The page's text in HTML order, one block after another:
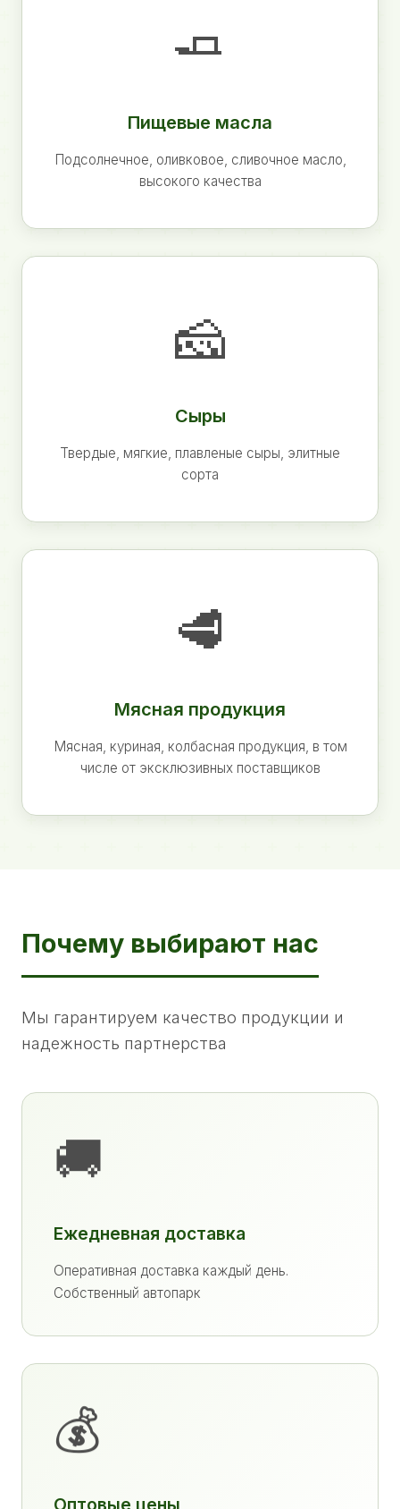
🧈
Пищевые масла
Подсолнечное, оливковое, сливочное масло,
высокого качества
🧀
Сыры
Твердые, мягкие, плавленые сыры, элитные
сорта
🥩
Мясная продукция
Мясная, куриная, колбасная продукция, в том
числе от эксклюзивных поставщиков
Почему выбирают нас
Мы гарантируем качество продукции и
надежность партнерства
🚚
Ежедневная доставка
Оперативная доставка каждый день.
Собственный автопарк
💰
Оптовые цены